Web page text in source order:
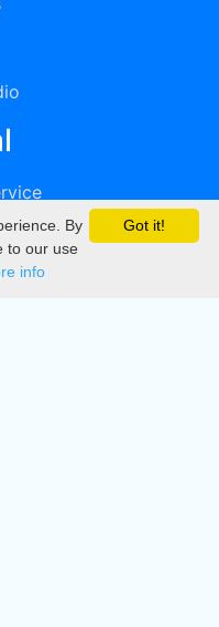
Got it!
By
to our use
info